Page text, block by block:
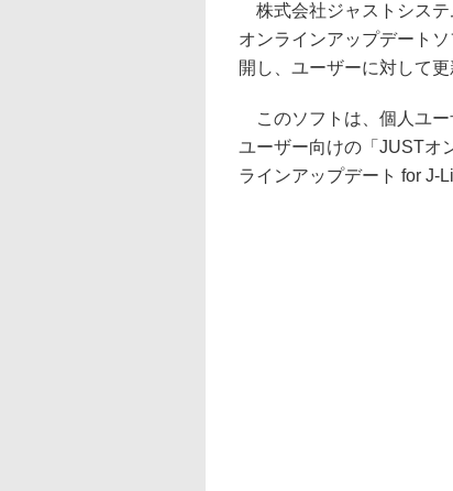
株式会社ジャストシステ
オンラインアップデート
開し、ユーザーに対して
このソフトは、個人ユー
ユーザー向けの「JUSTオ
ラインアップデート for J-